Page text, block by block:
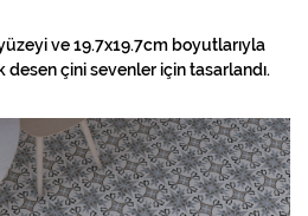
ve 19.7x19.7cm boyutlarıyla
desen çini sevenler için tasarlandı.